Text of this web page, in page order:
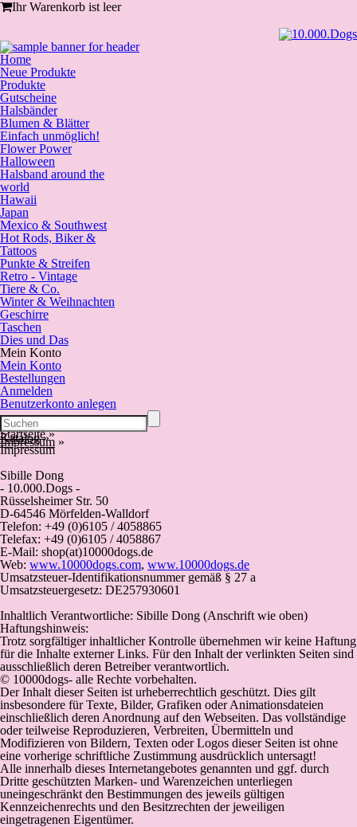
Ihr Warenkorb ist leer
Home
Neue Produkte
Produkte
Gutscheine
Halsbänder
Blumen & Blätter
Einfach unmöglich!
Flower Power
Halloween
Halsband around the
world
Hawaii
Japan
Mexico & Southwest
Hot Rods, Biker &
Tattoos
Punkte & Streifen
Retro - Vintage
Tiere & Co.
Winter & Weihnachten
Geschirre
Taschen
Dies und Das
Mein Konto
Mein Konto
Bestellungen
Anmelden
Benutzerkonto anlegen
Startseite »
Katalog »
Impressum »
Impressum
Sibille Dong
- 10.000.Dogs -
Rüsselsheimer Str. 50
D-64546 Mörfelden-Walldorf
Telefon: +49 (0)6105 / 4058865
Telefax: +49 (0)6105 / 4058867
E-Mail: shop(at)10000dogs.de
Web: www.10000dogs.com, www.10000dogs.de
Umsatzsteuer-Identifikationsnummer gemäß § 27 a
Umsatzsteuergesetz: DE257930601
Inhaltlich Verantwortliche: Sibille Dong (Anschrift wie oben)
Haftungshinweis:
Trotz sorgfältiger inhaltlicher Kontrolle übernehmen wir keine Haftung
für die Inhalte externer Links. Für den Inhalt der verlinkten Seiten sind
ausschließlich deren Betreiber verantwortlich.
© 10000dogs- alle Rechte vorbehalten.
Der Inhalt dieser Seiten ist urheberrechtlich geschützt. Dies gilt
insbesondere für Texte, Bilder, Grafiken oder Animationsdateien
einschließlich deren Anordnung auf den Webseiten. Das vollständige
oder teilweise Reproduzieren, Verbreiten, Übermitteln und
Modifizieren von Bildern, Texten oder Logos dieser Seiten ist ohne
eine vorherige schriftliche Zustimmung ausdrücklich untersagt!
Alle innerhalb dieses Internetangebotes genannten und ggf. durch
Dritte geschützten Marken- und Warenzeichen unterliegen
uneingeschränkt den Bestimmungen des jeweils gültigen
Kennzeichenrechts und den Besitzrechten der jeweiligen
eingetragenen Eigentümer.